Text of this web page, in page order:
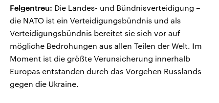
Felgentreu: Die Landes- und Bündnisverteidigung –
die NATO ist ein Verteidigungsbündnis und als
Verteidigungsbündnis bereitet sie sich vor auf
mögliche Bedrohungen aus allen Teilen der Welt. Im
Moment ist die größte Verunsicherung innerhalb
Europas entstanden durch das Vorgehen Russlands
gegen die Ukraine.